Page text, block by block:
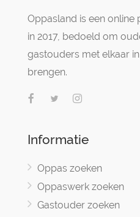
Oppasland is een
in 2017, bedoeld om
gastouders met elkaar
brengen.
Informatie
Oppas zoeken
Oppaswerk zoeken
Gastouder zoeken